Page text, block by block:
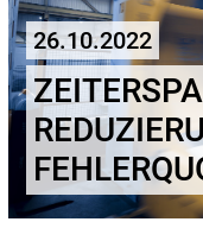
26.10.2022